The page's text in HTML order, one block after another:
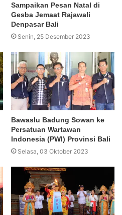
Sampaikan Pesan Natal di
Gesba Jemaat Rajawali
Denpasar Bali
Senin, 25 Desember 2023
Bawaslu Badung Sowan ke
Persatuan Wartawan
Indonesia (PWI) Provinsi Bali
Selasa, 03 Oktober 2023